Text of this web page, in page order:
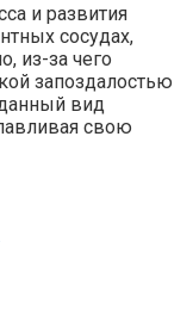
и развития
сосудах,
из-за чего
запоздалостью
вид
свою